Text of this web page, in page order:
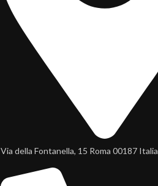
Via della Fontanella, 15 Roma 00187 Italia